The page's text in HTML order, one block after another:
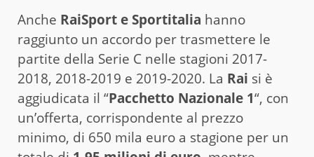
Anche RaiSport e Sportitalia hanno
raggiunto un accordo per trasmettere le
partite della Serie C nelle stagioni 2017-
2018, 2018-2019 e 2019-2020. La Rai si è
aggiudicata il “Pacchetto Nazionale 1“, con
un’offerta, corrispondente al prezzo
minimo, di 650 mila euro a stagione per un